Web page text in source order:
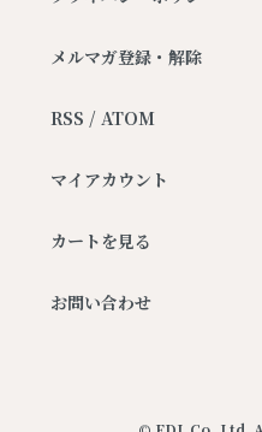
メルマガ登録・解除
RSS /ATOM
マイアカウント
カートを見る
お問い合わせ